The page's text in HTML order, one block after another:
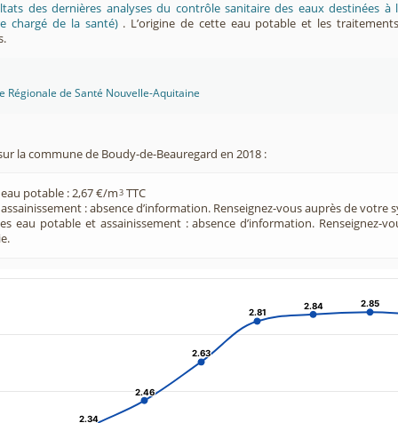
des dernières analyses du contrôle sanitaire des eaux destinées
chargé de la santé) . L’origine de cette eau potable et les
Régionale de Santé Nouvelle-Aquitaine
la commune de Boudy-de-Beauregard en 2018 :
potable : 2,67 €/m3 TTC
: absence d’information. Renseignez-vous auprès de votre
eau potable et assainissement : absence d’information. Renseignez-
2.34
2.34
2.46
2.46
2.63
2.63
2.81
2.81
2.84
2.84 2.85
2.85